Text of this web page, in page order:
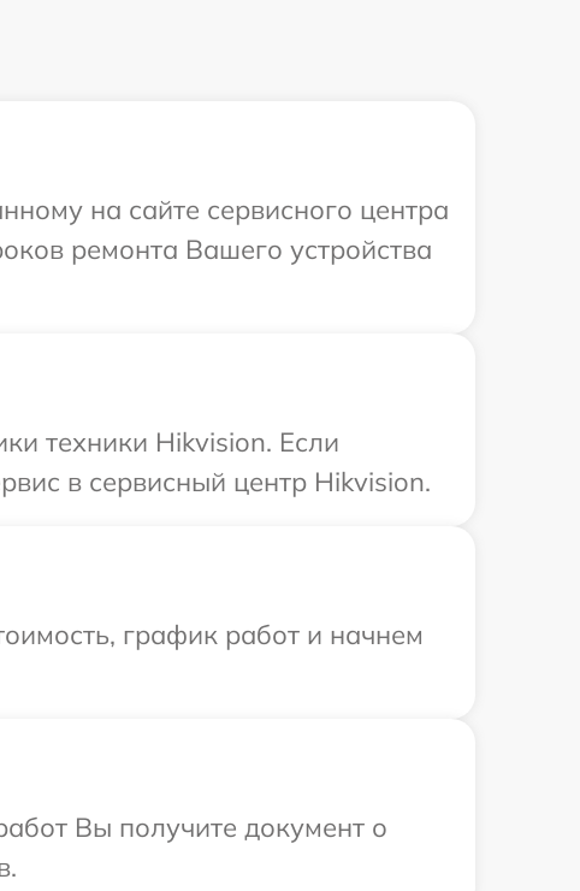
на сайте сервисного центра
ремонта Вашего устройства
техники Hikvision. Если
в сервисный центр Hikvision.
график работ и начнем
Вы получите документ о